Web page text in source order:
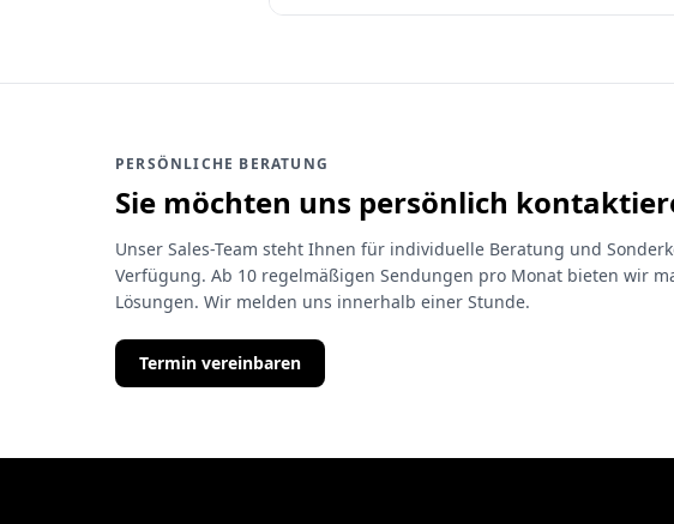
PERSÖNLICHE BERATUNG
Sie möchten uns persönlich
Unser Sales-Team steht Ihnen für individuelle Beratung und
Verfügung. Ab 10 regelmäßigen Sendungen pro Monat bieten wir
Lösungen. Wir melden uns innerhalb einer Stunde.
Termin vereinbaren